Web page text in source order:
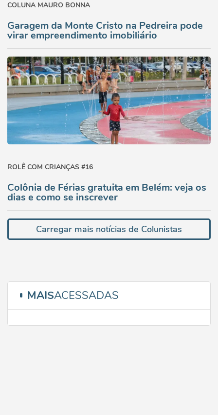
COLUNA MAURO BONNA
Garagem da Monte Cristo na Pedreira pode
virar empreendimento imobiliário
ROLÊ COM CRIANÇAS #16
Colônia de Férias gratuita em Belém: veja os
dias e como se inscrever
Carregar mais notícias de Colunistas
MAISACESSADAS